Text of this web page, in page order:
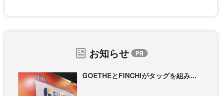
お知らせ
GOETHEとFINCHIがタッグを組み...